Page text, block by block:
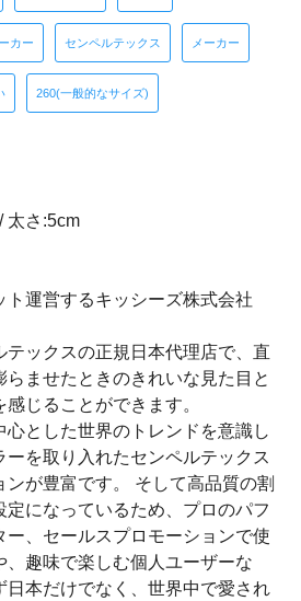
カー センペルテックス メーカー
260(一般的なサイズ)
太さ:5cm
ト運営するキッシーズ株式会社
テックスの正規日本代理店で、直
ませたときのきれいな見た目と
じることができます。
とした世界のトレンドを意識し
ーを取り入れたセンペルテックス
が豊富です。 そして高品質の割
定になっているため、プロのパフ
ー、セールスプロモーションで使
、趣味で楽しむ個人ユーザーな
日本だけでなく、世界中で愛され